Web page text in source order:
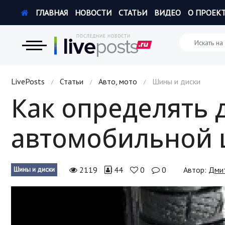
Новости
Экономика
Происшествия
Россия
ГЛАВНАЯ НОВОСТИ СТАТЬИ ВИДЕО О
LivePosts / Статьи / Авто, мото / Шины и диски
Как определять
Шины и диски 2119 44 0 0 Автор: